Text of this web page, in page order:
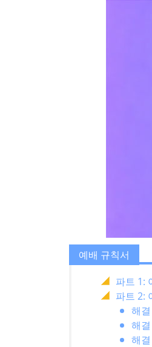
예배 규칙서
파트 1:
파트 2:
해
해
해